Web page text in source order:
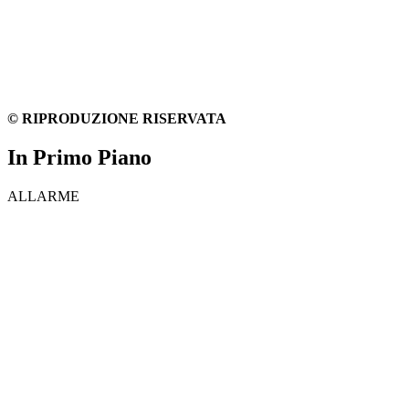
© RIPRODUZIONE RISERVATA
In Primo Piano
ALLARME